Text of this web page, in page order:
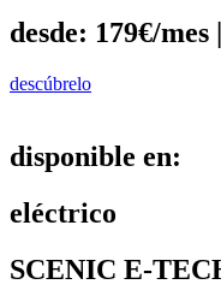
desde: 179€/mes
descúbrelo
disponible en:
eléctrico
SCENIC E-